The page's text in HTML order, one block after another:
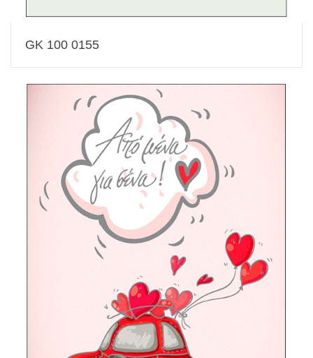
GK 100 0155